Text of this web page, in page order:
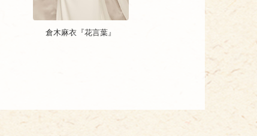
倉木麻衣『花言葉』